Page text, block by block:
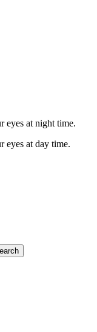
eyes at night time.
eyes at day time.